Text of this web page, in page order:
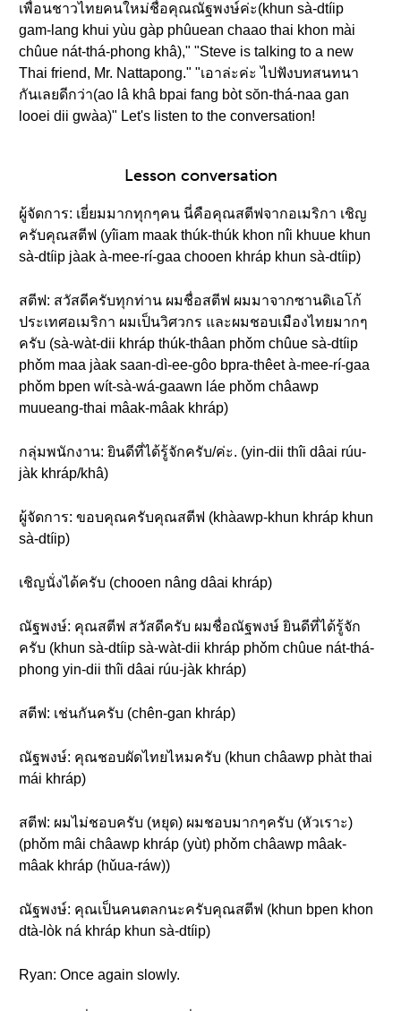
เพื่อนชาวไทยคนใหม่ชื่อคุณณัฐพงษ์ค่ะ(khun sà-dtíip
gam-lang khui yùu gàp phûuean chaao thai khon mài
chûue nát-thá-phong khâ)," "Steve is talking to a new
Thai friend, Mr. Nattapong." "เอาล่ะค่ะ ไปฟังบทสนทนา
กันเลยดีกว่า(ao lâ khâ bpai fang bòt sŏn-thá-naa gan
looei dii gwàa)" Let's listen to the conversation!
Lesson conversation
ผู้จัดการ: เยี่ยมมากทุกๆคน นี่คือคุณสตีฟจากอเมริกา เชิญ
ครับคุณสตีฟ (yîiam maak thúk-thúk khon nîi khuue khun
sà-dtíip jàak à-mee-rí-gaa chooen khráp khun sà-dtíip)
สตีฟ: สวัสดีครับทุกท่าน ผมชื่อสตีฟ ผมมาจากซานดิเอโก้
ประเทศอเมริกา ผมเป็นวิศวกร และผมชอบเมืองไทยมากๆ
ครับ (sà-wàt-dii khráp thúk-thâan phǒm chûue sà-dtíip
phǒm maa jàak saan-dì-ee-gôo bpra-thêet à-mee-rí-gaa
phǒm bpen wít-sà-wá-gaawn láe phǒm châawp
muueang-thai mâak-mâak khráp)
กลุ่มพนักงาน: ยินดีที่ได้รู้จักครับ/ค่ะ. (yin-dii thîi dâai rúu-
jàk khráp/khâ)
ผู้จัดการ: ขอบคุณครับคุณสตีฟ (khàawp-khun khráp khun
sà-dtíip)
เชิญนั่งได้ครับ (chooen nâng dâai khráp)
ณัฐพงษ์: คุณสตีฟ สวัสดีครับ ผมชื่อณัฐพงษ์ ยินดีที่ได้รู้จัก
ครับ (khun sà-dtíip sà-wàt-dii khráp phǒm chûue nát-thá-
phong yin-dii thîi dâai rúu-jàk khráp)
สตีฟ: เช่นกันครับ (chên-gan khráp)
ณัฐพงษ์: คุณชอบผัดไทยไหมครับ (khun châawp phàt thai
mái khráp)
สตีฟ: ผมไม่ชอบครับ (หยุด) ผมชอบมากๆครับ (หัวเราะ)
(phǒm mâi châawp khráp (yùt) phǒm châawp mâak-
mâak khráp (hǔua-ráw))
ณัฐพงษ์: คุณเป็นคนตลกนะครับคุณสตีฟ (khun bpen khon
dtà-lòk ná khráp khun sà-dtíip)
Ryan: Once again slowly.